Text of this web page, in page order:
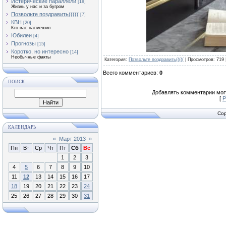
[18]
Жизнь у нас и за бугром
Позвольте поздравить((((( [7]
КВН [20]
Кто вас насмешил
Юбилеи [4]
Прогнозы [15]
Коротко, но интересно [14]
Необычные факты
ПОИСК
КАЛЕНДАРЬ
« Март 2013 »
Пн
Вт Ср Чт Пт Сб
Вс
1
2
3
4
5 6 7 8 9
10
11
12 13 14 15 16
17
18
19 20 21 22 23
24
25
26 27 28 29 30 31
Категория: Позвольте поздравить((((( Просмотров: 719
Всего комментариев: 0
Добавлять комментарии
[